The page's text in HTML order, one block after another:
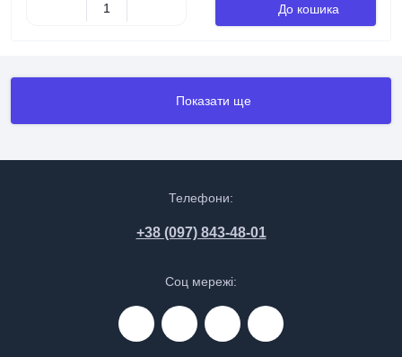
До кошика
Показати ще
Телефони:
+38 (097) 843-48-01
Соц мережі: